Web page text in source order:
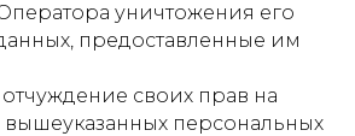
уничтожения его
предоставленные им
своих прав на
вышеуказанных персональных